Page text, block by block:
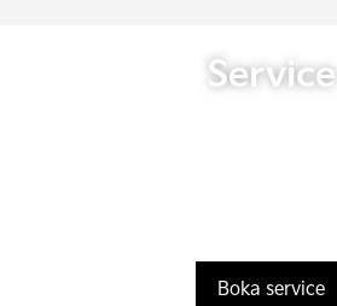
Service
Boka service